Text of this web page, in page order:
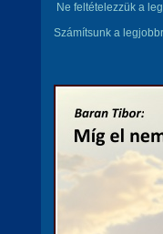
Ne feltételezzük a
Számítsunk a